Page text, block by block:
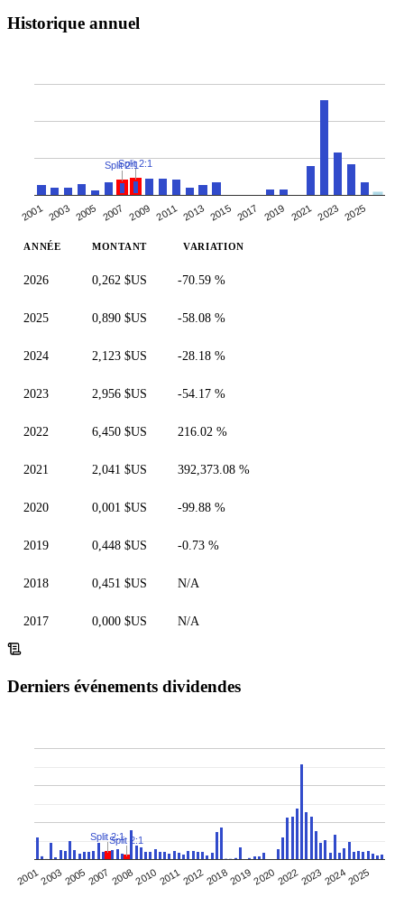
Historique annuel
2001 2003 2005 2007 2009 2011 2013 2015 2017 2019 2021 2023 2025
Split 2:1
Split 2:1
ANNÉE MONTANT VARIATION
2026 0,262 $US -70.59 %
2025 0,890 $US -58.08 %
2024 2,123 $US -28.18 %
2023 2,956 $US -54.17 %
2022 6,450 $US 216.02 %
2021 2,041 $US 392,373.08 %
2020 0,001 $US -99.88 %
2019 0,448 $US -0.73 %
2018 0,451 $US N/A
2017 0,000 $US N/A
Derniers événements dividendes
2001200320052007 20082010201120122018201920202022202320242025
Split 2:1Split 2:1